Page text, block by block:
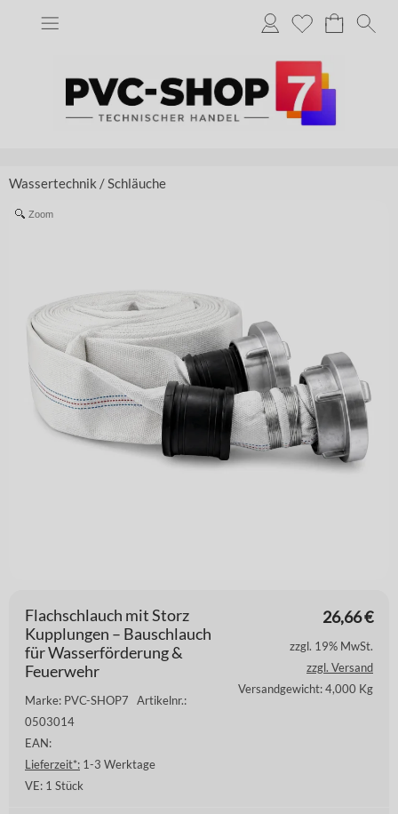
Wassertechnik /Schläuche
Zoom
26,66€
Flachschlauch mit Storz
Kupplungen – Bauschlauch
für Wasserförderung &
Feuerwehr
Marke: PVC-SHOP7 Artikelnr.:
0503014
EAN:
Lieferzeit*: 1-3 Werktage
VE: 1 Stück
zzgl. 19% MwSt.
zzgl. Versand
Versandgewicht: 4,000 Kg